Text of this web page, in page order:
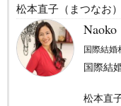
松本直子（まつなお）
Naoko
国際結婚
国際結
松本直